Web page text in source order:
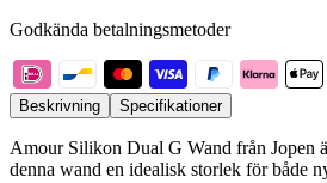
Godkända betalningsmetoder
Beskrivning Specifikationer
Amour Silikon Dual G Wand från Jopen
denna wand en idealisk storlek för både